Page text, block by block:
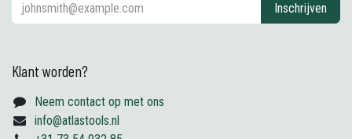
Inschrijven
Klant worden?
Neem contact op met ons
info@atlastools.nl